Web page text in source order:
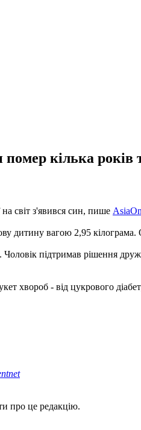
кілька
світ з'явився син, пише
дитину вагою 2,95
підтримав рішення
хвороб - від цукрового
про це редакцію.